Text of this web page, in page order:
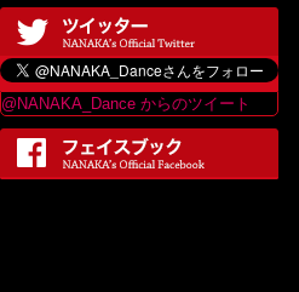
@NANAKA_Dance からのツイート